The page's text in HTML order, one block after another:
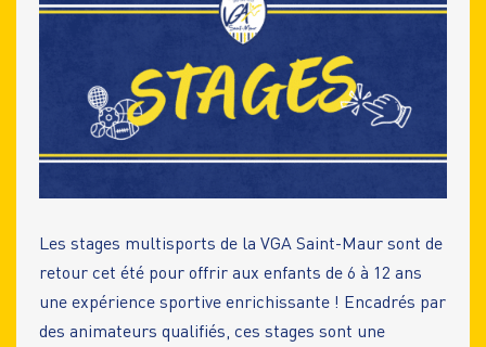
Les stages multisports de la VGA Saint-Maur sont de
retour cet été pour offrir aux enfants de 6 à 12 ans
une expérience sportive enrichissante ! Encadrés par
des animateurs qualifiés, ces stages sont une